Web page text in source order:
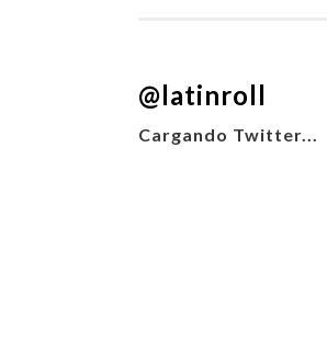
@latinroll
Cargando Twitter...